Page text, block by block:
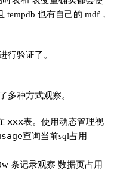
tempdb 也有自己的 mdf，
行验证了。
多种方式观察。
xxx表。使用动态管理视
查询当前sql占用
条记录观察 数据页占用